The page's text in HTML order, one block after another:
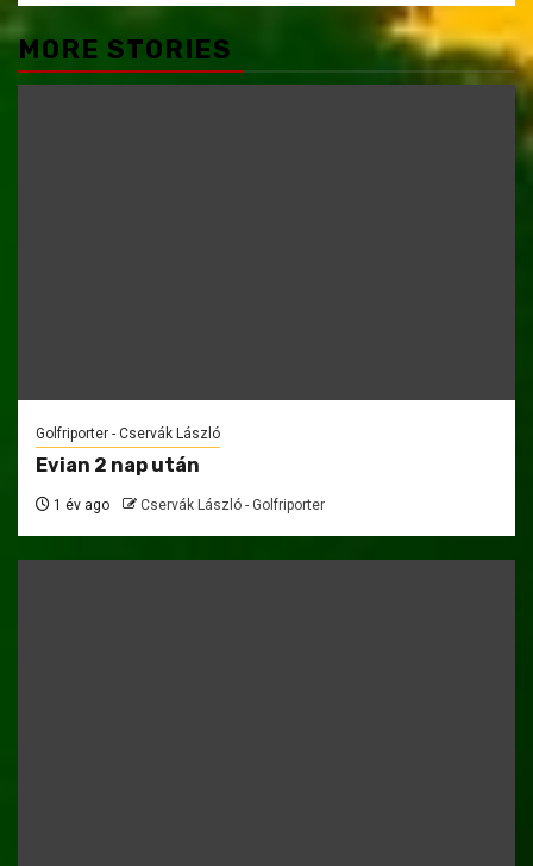
MORE STORIES
Golfriporter - Cservák László
Evian 2 nap után
1 év ago Cservák László - Golfriporter